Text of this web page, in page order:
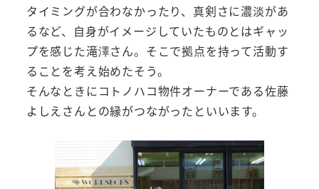
タイミングが合わなかったり、真剣さに濃淡があ
るなど、自身がイメージしていたものとはギャッ
プを感じた滝澤さん。そこで拠点を持って活動す
ることを考え始めたそう。
そんなときにコトノハコ物件オーナーである佐藤
よしえさんとの縁がつながったといいます。